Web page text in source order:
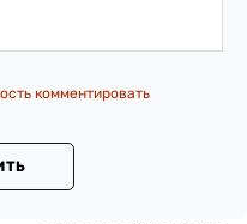
комментировать